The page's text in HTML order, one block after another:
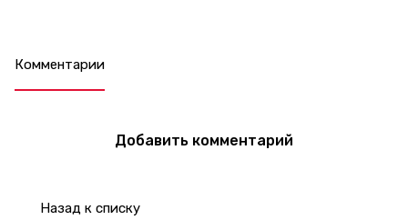
Комментарии
Добавить комментарий
Назад к списку